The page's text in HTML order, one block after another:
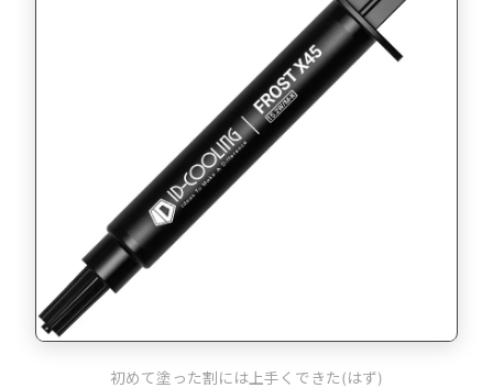
初めて塗った割には上手くできた(はず)